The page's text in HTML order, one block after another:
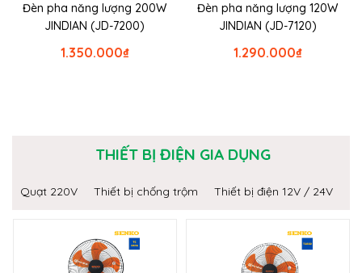
Đèn pha năng lượng 200W
JINDIAN (JD-7200)
₫
1.350.000
Đèn pha năng lượng 120W
JINDIAN (JD-7120)
₫
1.290.000
THIẾT BỊ ĐIỆN GIA DỤNG
Quạt 220V Thiết bị chống trộm Thiết bị điện 12V / 24V